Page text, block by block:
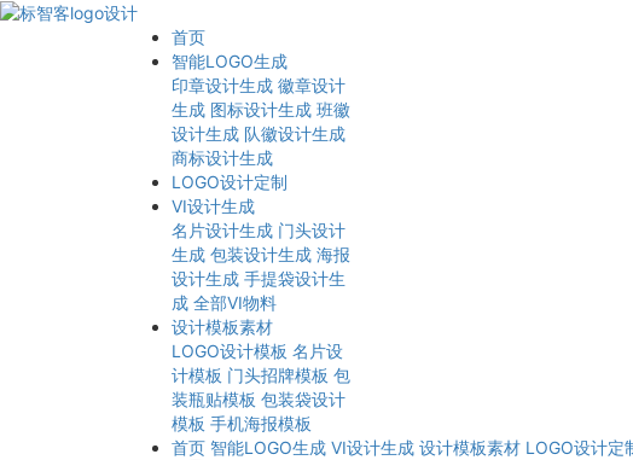
首页
智能LOGO生成
印章设计生成 徽章设计
生成 图标设计生成 班徽
设计生成 队徽设计生成
商标设计生成
LOGO设计定制
VI设计生成
名片设计生成 门头设计
生成 包装设计生成 海报
设计生成 手提袋设计生
成 全部VI物料
设计模板素材
LOGO设计模板 名片设
计模板 门头招牌模板 包
装瓶贴模板 包装袋设计
模板 手机海报模板
首页 智能LOGO生成 VI设计生成 设计模板素材 LOGO设计定